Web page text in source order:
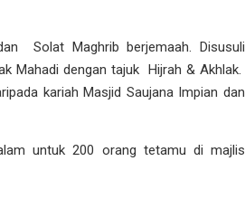
Solat Maghrib berjemaah. Disusuli
Mahadi dengan tajuk Hijrah & Akhlak.
kariah Masjid Saujana Impian dan
untuk 200 orang tetamu di majlis